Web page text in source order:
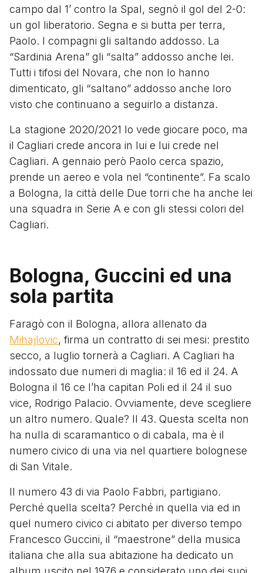
campo dal 1’ contro la Spal, segnò il gol del 2-0:
un gol liberatorio. Segna e si butta per terra,
Paolo. I compagni gli saltando addosso. La
“Sardinia Arena” gli “salta” addosso anche lei.
Tutti i tifosi del Novara, che non lo hanno
dimenticato, gli “saltano” addosso anche loro
visto che continuano a seguirlo a distanza.
La stagione 2020/2021 lo vede giocare poco, ma
il Cagliari crede ancora in lui e lui crede nel
Cagliari. A gennaio però Paolo cerca spazio,
prende un aereo e vola nel “continente”. Fa scalo
a Bologna, la città delle Due torri che ha anche lei
una squadra in Serie A e con gli stessi colori del
Cagliari.
Bologna, Guccini ed una
sola partita
Faragò con il Bologna, allora allenato da
Mihajlovic, firma un contratto di sei mesi: prestito
secco, a luglio tornerà a Cagliari. A Cagliari ha
indossato due numeri di maglia: il 16 ed il 24. A
Bologna il 16 ce l’ha capitan Poli ed il 24 il suo
vice, Rodrigo Palacio. Ovviamente, deve scegliere
un altro numero. Quale? Il 43. Questa scelta non
ha nulla di scaramantico o di cabala, ma è il
numero civico di una via nel quartiere bolognese
di San Vitale.
Il numero 43 di via Paolo Fabbri, partigiano.
Perché quella scelta? Perché in quella via ed in
quel numero civico ci abitato per diverso tempo
Francesco Guccini, il “maestrone” della musica
italiana che alla sua abitazione ha dedicato un